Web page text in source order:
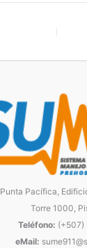
Punta Pacífica,
Torre 1000,
Teléfono:
eMail: